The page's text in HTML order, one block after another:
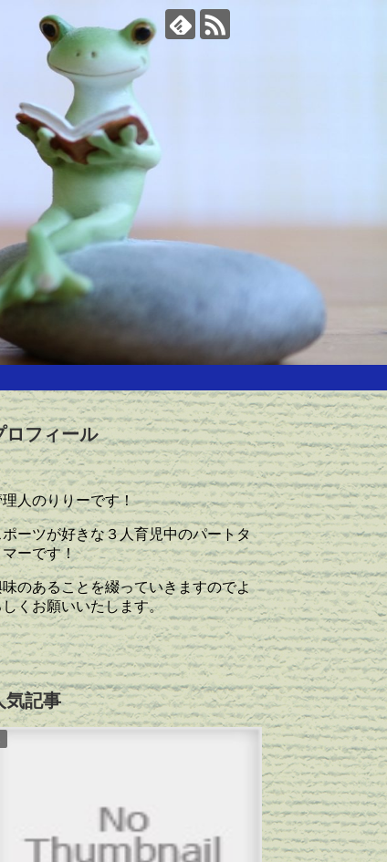
ロフィール
理人のりりーです！
ポーツが好きな３人育児中のパートタ
ーです！
味のあることを綴っていきますのでよ
しくお願いいたします。
気記事